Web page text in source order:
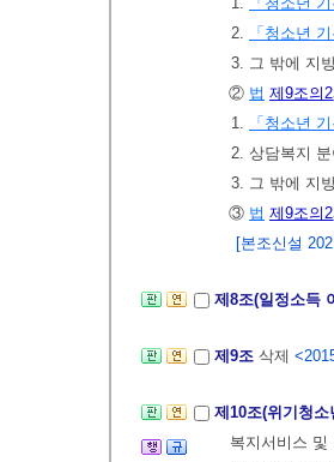
2.
「청소년
3. 그 밖에 지
② 법 제9조의2
1.
「청소년
2. 상담복지
3. 그 밖에 지
③ 법 제9조의2
[본조신설
제8조(일정소득
제9조 삭제
제10조(위기청
복지서비스